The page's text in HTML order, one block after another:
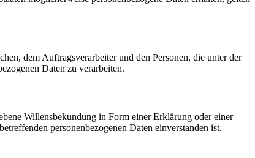
dem Auftragsverarbeiter und den Personen, die unter der
Daten zu verarbeiten.
Willensbekundung in Form einer Erklärung oder einer
personenbezogenen Daten einverstanden ist.